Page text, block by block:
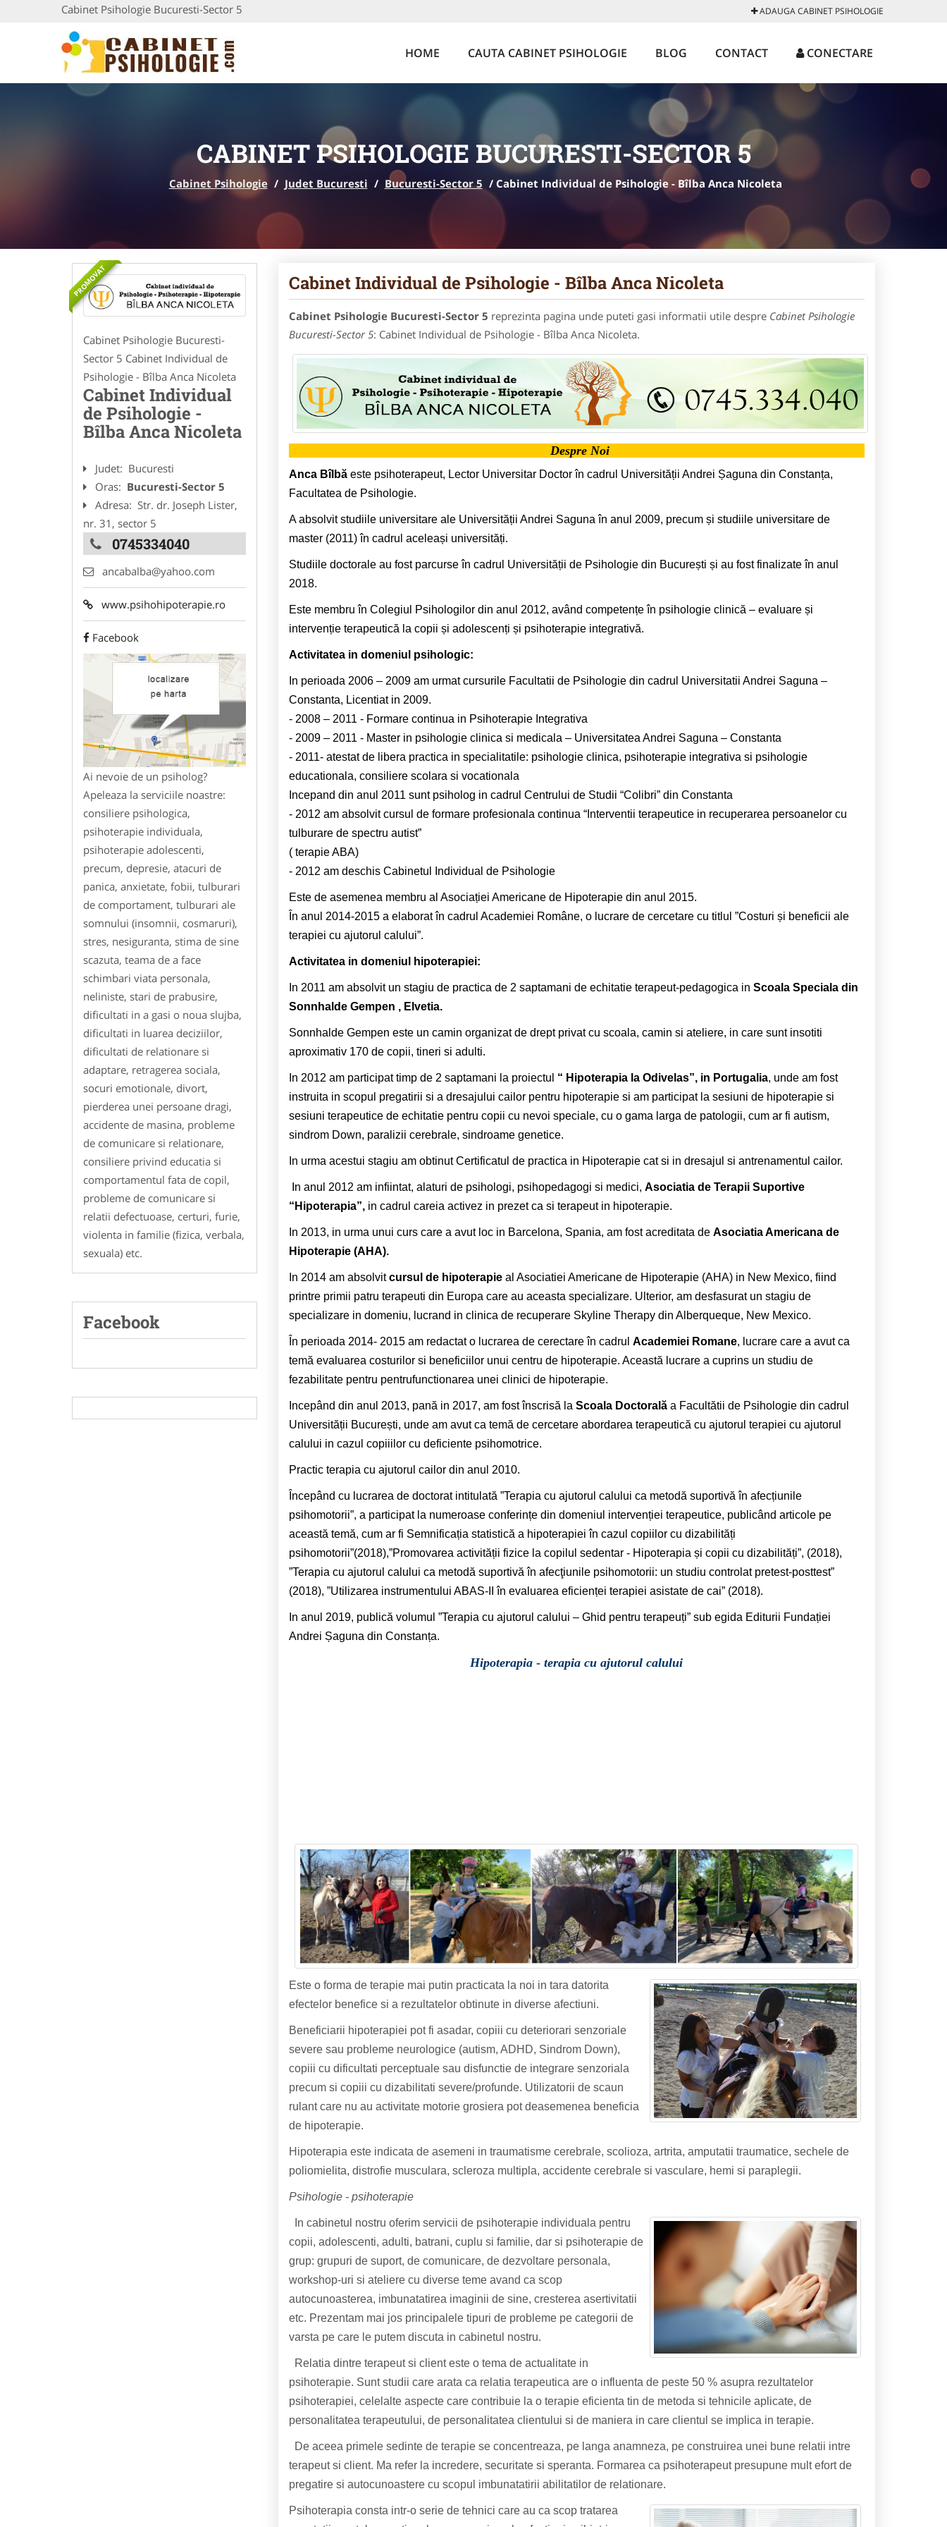
Cabinet Psihologie Bucuresti-Sector 5 ADAUGA CABINET PSIHOLOGIE
HOME CAUTA CABINET PSIHOLOGIE BLOG CONTACT CONECTARE
CABINET PSIHOLOGIE BUCURESTI-SECTOR 5
Cabinet Psihologie / Judet Bucuresti / Bucuresti-Sector 5 / Cabinet Individual de Psihologie - Bîlba Anca Nicoleta
PROMOVAT
Cabinet Psihologie Bucuresti-
Sector 5 Cabinet Individual de
Psihologie - Bîlba Anca Nicoleta
Cabinet Individual
de Psihologie -
Bîlba Anca Nicoleta
Judet: Bucuresti
Oras: Bucuresti-Sector 5
Adresa: Str. dr. Joseph Lister,
nr. 31, sector 5
0745334040
ancabalba@yahoo.com
www.psihohipoterapie.ro
Facebook
Ai nevoie de un psiholog?
Apeleaza la serviciile noastre:
consiliere psihologica,
psihoterapie individuala,
psihoterapie adolescenti,
precum, depresie, atacuri de
panica, anxietate, fobii, tulburari
de comportament, tulburari ale
somnului (insomnii, cosmaruri),
stres, nesiguranta, stima de sine
scazuta, teama de a face
schimbari viata personala,
neliniste, stari de prabusire,
dificultati in a gasi o noua slujba,
dificultati in luarea deciziilor,
dificultati de relationare si
adaptare, retragerea sociala,
socuri emotionale, divort,
pierderea unei persoane dragi,
accidente de masina, probleme
de comunicare si relationare,
consiliere privind educatia si
comportamentul fata de copil,
probleme de comunicare si
relatii defectuoase, certuri, furie,
violenta in familie (fizica, verbala,
sexuala) etc.
Facebook
Cabinet Individual de Psihologie - Bîlba Anca Nicoleta
Cabinet Psihologie Bucuresti-Sector 5 reprezinta pagina unde puteti gasi informatii utile despre Cabinet Psihologie
Bucuresti-Sector 5: Cabinet Individual de Psihologie - Bîlba Anca Nicoleta.
Despre Noi
Anca Bîlbăeste psihoterapeut, Lector Universitar Doctor în cadrul Universității Andrei Șaguna din Constanța,
Facultatea de Psihologie.
A absolvit studiile universitare ale Universității Andrei Saguna în anul 2009, precum și studiile universitare de
master (2011) în cadrul aceleași universități.
Studiile doctorale au fost parcurse în cadrul Universității de Psihologie din București și au fost finalizate în anul
2018.
Este membru în Colegiul Psihologilor din anul 2012, având competențe în psihologie clinică – evaluare și
intervenție terapeutică la copii și adolescenți și psihoterapie integrativă.
Activitatea in domeniul psihologic:
In perioada 2006 – 2009 am urmat cursurile Facultatii de Psihologie din cadrul Universitatii Andrei Saguna –
Constanta, Licentiat in 2009.
- 2008 – 2011 - Formare continua in Psihoterapie Integrativa
- 2009 – 2011 - Master in psihologie clinica si medicala – Universitatea Andrei Saguna – Constanta
- 2011- atestat de libera practica in specialitatile: psihologie clinica, psihoterapie integrativa si psihologie
educationala, consiliere scolara si vocationala
Incepand din anul 2011 sunt psiholog in cadrul Centrului de Studii “Colibri” din Constanta
- 2012 am absolvit cursul de formare profesionala continua “Interventii terapeutice in recuperarea persoanelor cu
tulburare de spectru autist”
( terapie ABA)
- 2012 am deschis Cabinetul Individual de Psihologie
Este de asemenea membru al Asociației Americane de Hipoterapie din anul 2015.
În anul 2014-2015 a elaborat în cadrul Academiei Române, o lucrare de cercetare cu titlul ”Costuri și beneficii ale
terapiei cu ajutorul calului”.
Activitatea in domeniul hipoterapiei:
In 2011 am absolvit un stagiu de practica de 2 saptamani de echitatie terapeut-pedagogica in Scoala Speciala din
Sonnhalde Gempen , Elvetia.
Sonnhalde Gempen este un camin organizat de drept privat cu scoala, camin si ateliere, in care sunt insotiti
aproximativ 170 de copii, tineri si adulti.
In 2012 am participat timp de 2 saptamani la proiectul “ Hipoterapia la Odivelas”, in Portugalia, unde am fost
instruita in scopul pregatirii si a dresajului cailor pentru hipoterapie si am participat la sesiuni de hipoterapie si
sesiuni terapeutice de echitatie pentru copii cu nevoi speciale, cu o gama larga de patologii, cum ar fi autism,
sindrom Down, paralizii cerebrale, sindroame genetice.
In urma acestui stagiu am obtinut Certificatul de practica in Hipoterapie cat si in dresajul si antrenamentul cailor.
In anul 2012 am infiintat, alaturi de psihologi, psihopedagogi si medici, Asociatia de Terapii Suportive
“Hipoterapia”,in cadrul careia activez in prezet ca si terapeut in hipoterapie.
In 2013, in urma unui curs care a avut loc in Barcelona, Spania, am fost acreditata de Asociatia Americana de
Hipoterapie (AHA).
In 2014 am absolvitcursul de hipoterapieal Asociatiei Americane de Hipoterapie (AHA) in New Mexico, fiind
printre primii patru terapeuti din Europa care au aceasta specializare. Ulterior, am desfasurat un stagiu de
specializare in domeniu, lucrand in clinica de recuperare Skyline Therapy din Alberqueque, New Mexico.
În perioada 2014- 2015 am redactat o lucrarea de cerectare în cadrul Academiei Romane, lucrare care a avut ca
temă evaluarea costurilor si beneficiilor unui centru de hipoterapie. Această lucrare a cuprins un studiu de
fezabilitate pentru pentrufunctionarea unei clinici de hipoterapie.
Incepând din anul 2013, pană in 2017, am fost înscrisă la Scoala Doctoralăa Facultătii de Psihologie din cadrul
Universității București, unde am avut ca temă de cercetare abordarea terapeutică cu ajutorul terapiei cu ajutorul
calului in cazul copiiilor cu deficiente psihomotrice.
Practic terapia cu ajutorul cailor din anul 2010.
Începând cu lucrarea de doctorat intitulată ”Terapia cu ajutorul calului ca metodă suportivă în afecțiunile
psihomotorii”, a participat la numeroase conferințe din domeniul intervenției terapeutice, publicând articole pe
această temă, cum ar fi Semnificația statistică a hipoterapiei în cazul copiilor cu dizabilități
psihomotorii”(2018),”Promovarea activității fizice la copilul sedentar - Hipoterapia și copii cu dizabilități”, (2018),
”Terapia cu ajutorul calului ca metodă suportivă în afecţiunile psihomotorii: un studiu controlat pretest-posttest”
(2018), ”Utilizarea instrumentului ABAS-II în evaluarea eficienței terapiei asistate de cai” (2018).
In anul 2019, publică volumul ”Terapia cu ajutorul calului – Ghid pentru terapeuți” sub egida Editurii Fundației
Andrei Șaguna din Constanța.
Hipoterapia -terapia cu ajutorul calului
Este o forma de terapie mai putin practicata la noi in tara datorita
efectelor benefice si a rezultatelor obtinute in diverse afectiuni.
Beneficiarii hipoterapiei pot fi asadar, copiii cu deteriorari senzoriale
severe sau probleme neurologice (autism, ADHD, Sindrom Down),
copiii cu dificultati perceptuale sau disfunctie de integrare senzoriala
precum si copiii cu dizabilitati severe/profunde. Utilizatorii de scaun
rulant care nu au activitate motorie grosiera pot deasemenea beneficia
de hipoterapie.
Hipoterapia este indicata de asemeni in traumatisme cerebrale, scolioza, artrita, amputatii traumatice, sechele de
poliomielita, distrofie musculara, scleroza multipla, accidente cerebrale si vasculare, hemi si paraplegii.
Psihologie - psihoterapie
In cabinetul nostru oferim servicii de psihoterapie individuala pentru
copii, adolescenti, adulti, batrani, cuplu si familie, dar si psihoterapie de
grup: grupuri de suport, de comunicare, de dezvoltare personala,
workshop-uri si ateliere cu diverse teme avand ca scop
autocunoasterea, imbunatatirea imaginii de sine, cresterea asertivitatii
etc. Prezentam mai jos principalele tipuri de probleme pe categorii de
varsta pe care le putem discuta in cabinetul nostru.
Relatia dintre terapeut si client este o tema de actualitate in
psihoterapie. Sunt studii care arata ca relatia terapeutica are o influenta de peste 50 % asupra rezultatelor
psihoterapiei, celelalte aspecte care contribuie la o terapie eficienta tin de metoda si tehnicile aplicate, de
personalitatea terapeutului, de personalitatea clientului si de maniera in care clientul se implica in terapie.
De aceea primele sedinte de terapie se concentreaza, pe langa anamneza, pe construirea unei bune relatii intre
terapeut si client. Ma refer la incredere, securitate si speranta. Formarea ca psihoterapeut presupune mult efort de
pregatire si autocunoastere cu scopul imbunatatirii abilitatilor de relationare.
Psihoterapia consta intr-o serie de tehnici care au ca scop tratarea